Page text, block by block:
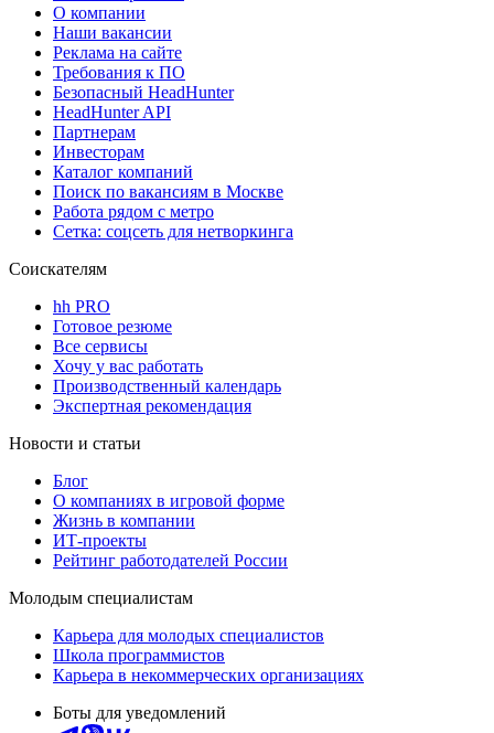
О компании
Наши вакансии
Реклама на сайте
Требования к ПО
Безопасный HeadHunter
HeadHunter API
Партнерам
Инвесторам
Каталог компаний
Поиск по вакансиям в Москве
Работа рядом с метро
Сетка: соцсеть для нетворкинга
Соискателям
hh PRO
Готовое резюме
Все сервисы
Хочу у вас работать
Производственный календарь
Экспертная рекомендация
Новости и статьи
Блог
О компаниях в игровой форме
Жизнь в компании
ИТ-проекты
Рейтинг работодателей России
Молодым специалистам
Карьера для молодых специалистов
Школа программистов
Карьера в некоммерческих организациях
Боты для уведомлений